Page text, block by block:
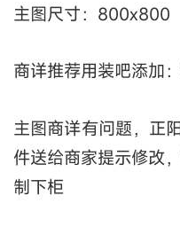
主图尺寸：800x800
商详推荐用装吧添加
主图商详有问题，正
件送给商家提示修改
制下柜